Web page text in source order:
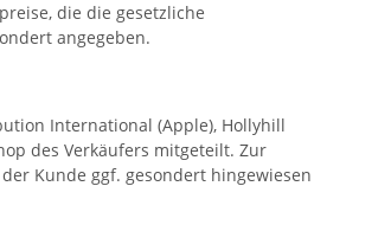
die die gesetzliche
angegeben.
International (Apple), Hollyhill
des Verkäufers mitgeteilt. Zur
Kunde ggf. gesondert hingewiesen